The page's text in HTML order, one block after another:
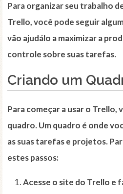
Paraorganizarseu trabalho
Trello, você pode seguir
vão ajudálo a maximizar a
controle sobre suas tarefas.
Criando um
Para começar a usar o Trello,
quadro. Um quadro é onde
as suas tarefas e projetos.
estes passos:
Acesse o site do Trello e